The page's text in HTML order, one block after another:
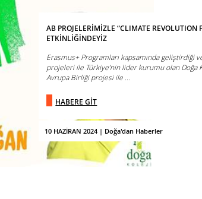
10 HAZİRAN 2024 | Doğa'dan Haberler
AB PROJELERİMİZLE “CLIMATE REVOLUTION
ETKİNLİĞİNDEYİZ
Erasmus+ Programları kapsamında geliştirdiği
projeleri ile Türkiye’nin lider kurumu olan Doğa
Avrupa Birliği projesi ile ...
HABERE GİT